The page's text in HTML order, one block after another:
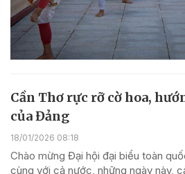
Cần Thơ rực rỡ cờ hoa,
của Đảng
18/01/2026 08:18
Chào mừng Đại hội đại biểu toàn
cùng với cả nước, những ngày này,